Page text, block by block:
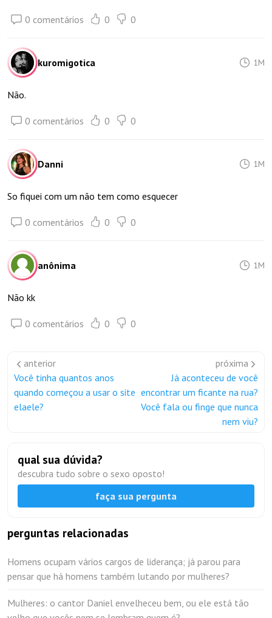
0 comentários 0 0
kuromigotica 1M
Não.
0 comentários 0 0
Danni 1M
So fiquei com um não tem como esquecer
0 comentários 0 0
anônima 1M
Não kk
0 comentários 0 0
anterior
Você tinha quantos anos
quando começou a usar o site
elaele?
próxima
Já aconteceu de você
encontrar um ficante na rua?
Você fala ou finge que nunca
nem viu?
qual sua dúvida?
descubra tudo sobre o sexo oposto!
faça sua pergunta
perguntas relacionadas
Homens ocupam vários cargos de liderança; já parou para
pensar que há homens também lutando por mulheres?
Mulheres: o cantor Daniel envelheceu bem, ou ele está tão